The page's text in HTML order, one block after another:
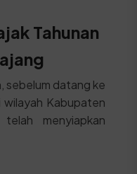
Tahunan
sebelum datang ke
wilayah Kabupaten
menyiapkan